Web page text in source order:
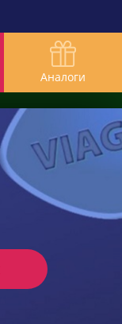
Аналоги